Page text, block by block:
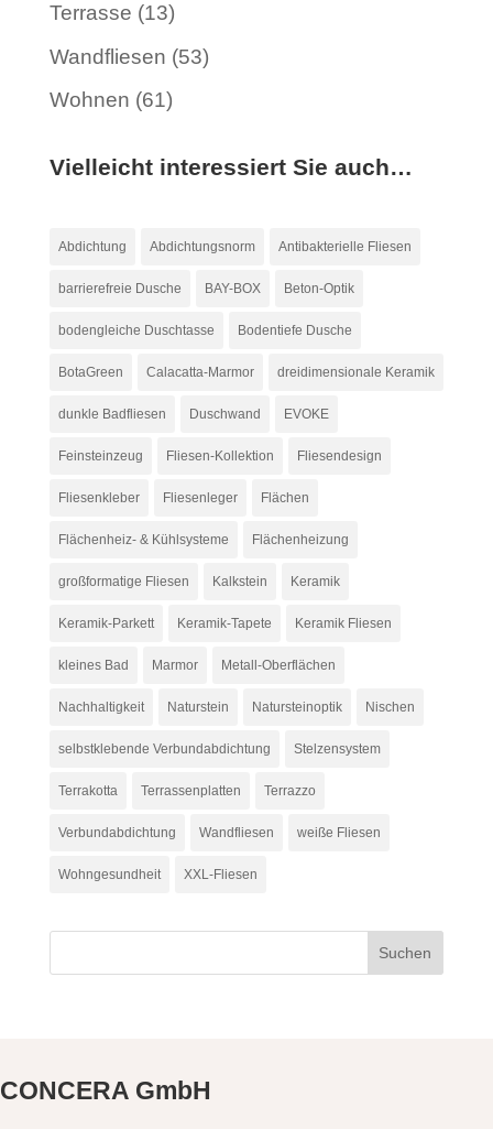
Terrasse (13)
Wandfliesen (53)
Wohnen (61)
Vielleicht interessiert Sie auch…
Abdichtung Abdichtungsnorm Antibakterielle Fliesen
barrierefreie Dusche BAY-BOX Beton-Optik
bodengleiche Duschtasse Bodentiefe Dusche
BotaGreen Calacatta-Marmor dreidimensionale Keramik
dunkle Badfliesen Duschwand EVOKE
Feinsteinzeug Fliesen-Kollektion Fliesendesign
Fliesenkleber Fliesenleger Flächen
Flächenheiz- & Kühlsysteme Flächenheizung
großformatige Fliesen Kalkstein Keramik
Keramik-Parkett Keramik-Tapete Keramik Fliesen
kleines Bad Marmor Metall-Oberflächen
Nachhaltigkeit Naturstein Natursteinoptik Nischen
selbstklebende Verbundabdichtung Stelzensystem
Terrakotta Terrassenplatten Terrazzo
Verbundabdichtung Wandfliesen weiße Fliesen
Wohngesundheit XXL-Fliesen
CONCERA GmbH